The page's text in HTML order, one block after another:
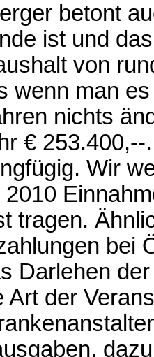
betont
ist und
von
wenn man
nichts
€
Wir
tragen.
bei
Darlehen
Art der